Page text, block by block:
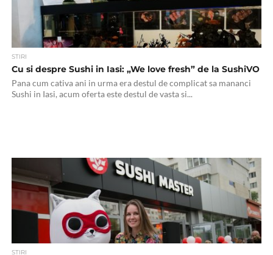
STIRI
Cu si despre Sushi in Iasi: „We love fresh” de la SushiVO
Pana cum cativa ani in urma era destul de complicat sa mananci
Sushi in Iasi, acum oferta este destul de vasta si...
STIRI